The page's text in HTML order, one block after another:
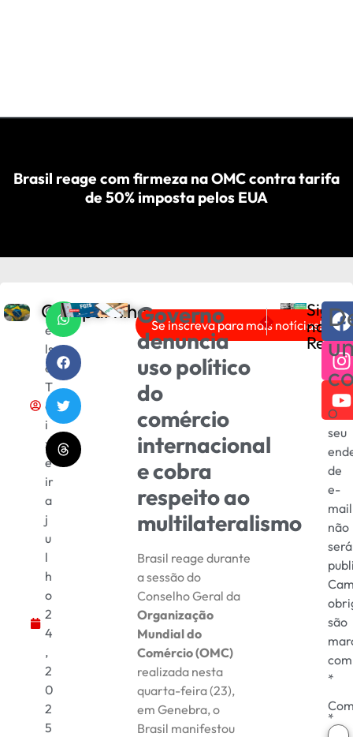
Brasil reage com firmeza na OMC contra tarifa
de 50% imposta pelos EUA
C
e
ls
o
T
e
i
x
e
ir
a
j
u
l
h
o
2
4
,
2
0
2
5
Compartilhe
Se inscreva para mais notícias!
Governo
denuncia
uso político
do
comércio
internacional
e cobra
respeito ao
multilateralismo
Brasil reage durante
a sessão do
Conselho Geral da
Organização
Mundial do
Comércio (OMC)
realizada nesta
quarta-feira (23),
em Genebra, o
Brasil manifestou
ANTERIOR
Neta de Lula
PRÓXIMO
Filha de Júnior Lima é
Sigam
nas
Redes
O
seu
de
e-
mail
não
será
são
com
*
*